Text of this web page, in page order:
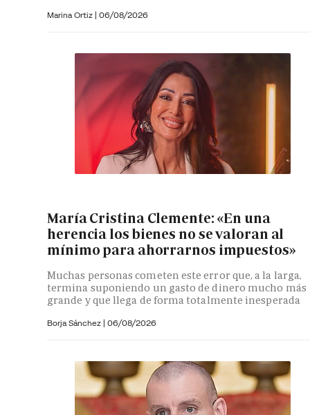
Marina Ortiz | 06/08/2026
María Cristina Clemente: «En una
herencia los bienes no se valoran al
mínimo para ahorrarnos impuestos»
Muchas personas cometen este error que, a la larga,
termina suponiendo un gasto de dinero mucho más
grande y que llega de forma totalmente inesperada
Borja Sánchez | 06/08/2026